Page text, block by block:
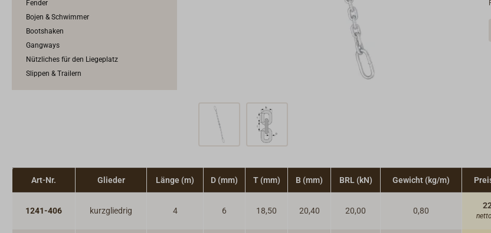
Fender
Bojen & Schwimmer
Bootshaken
Gangways
Nützliches für den Liegeplatz
Slippen & Trailern
Art-Nr. Glieder Länge (m) D (mm) T (mm) B (mm) BRL (kN) Gewicht (kg/m)
1241-406 kurzgliedrig 4 6 18,50 20,40 20,00 0,80